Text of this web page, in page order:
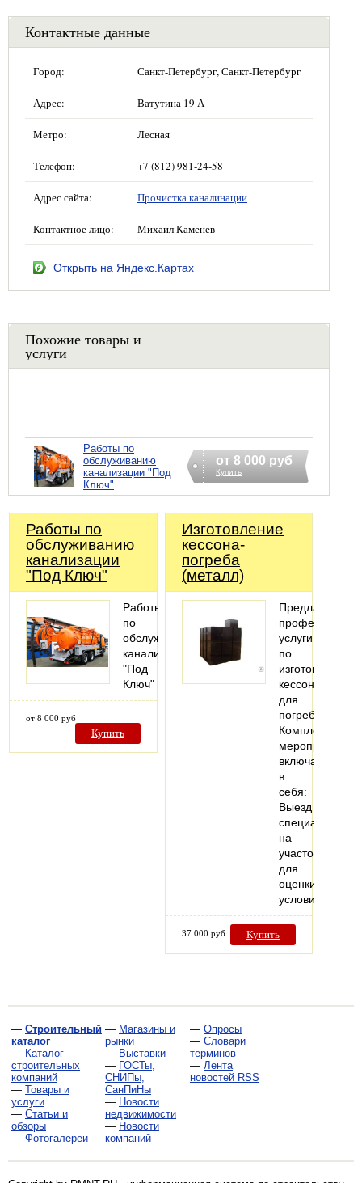
Контактные данные
Город: Санкт-Петербург, Санкт-Петербург
Адрес: Ватутина 19 А
Метро: Лесная
Телефон: +7 (812) 981-24-58
Адрес сайта: Прочистка каналинации
Контактное лицо: Михаил Каменев
Открыть на Яндекс.Картах
Похожие товары и
услуги
Работы по
обслуживанию
канализации "Под
Ключ"
от 8 000 руб
Купить
Работы по
обслуживанию
канализации
"Под Ключ"
Работы
по
обслуживанию
канализации
"Под
Ключ"
от 8 000 руб
Купить
Изготовление
кессона-
погреба
(металл)
Предлагаем
услуги
по
изготовлению
кессона
для
погреба.
Комплекс
мероприятий
включает
в
себя:
Выезд
специалиста
на
участок
для
оценки
условий…
37 000 руб Купить
— Строительный
каталог
— Каталог
строительных
компаний
— Товары и
услуги
— Статьи и
обзоры
— Фотогалереи
— Магазины и
рынки
— Выставки
— ГОСТы,
СНИПы,
СанПиНы
— Новости
недвижимости
— Новости
компаний
— Опросы
— Словари
терминов
— Лента
новостей RSS